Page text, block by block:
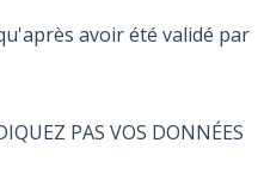
avoir été validé par
PAS VOS DONNÉES